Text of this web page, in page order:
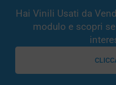
Hai Vinili Usati da
modulo e scopri